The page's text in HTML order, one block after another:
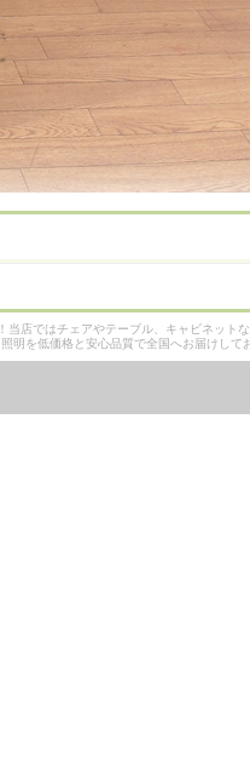
当店ではチェアやテーブル、キャビネット
明を低価格と安心品質で全国へお届けして